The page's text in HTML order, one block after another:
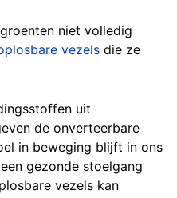
niet volledig
vezels die ze
uit
de onverteerbare
in beweging blijft in ons
gezonde stoelgang
vezels kan